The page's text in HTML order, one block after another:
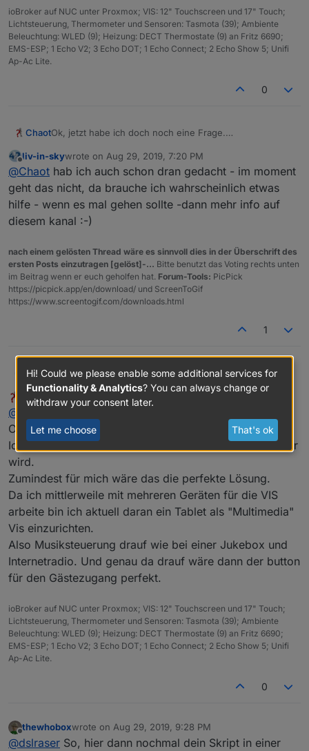
ioBroker auf NUC unter Proxmox; VIS: 12" Touchscreen und 17" Touch;
Lichtsteuerung, Thermometer und Sensoren: Tasmota (39); Ambiente
Beleuchtung: WLED (9); Heizung: DECT Thermostate (9) an Fritz 6690;
EMS-ESP; 1 Echo V2; 3 Echo DOT; 1 Echo Connect; 2 Echo Show 5; Unifi
Ap-Ac Lite.
0
ChaotOk, jetzt habe ich doch noch eine Frage.
Habe ich auch die Möglichkeit über einen Datenpunkte
einen Voucher zu erstellen oder werden da nur die
Voucher ausgelesen die ich über den Hotspot Manager
Mein Gedanke war das ich in der VIS einen Button für
einen Voucher einfüge (oder macht das keinen Sinn?)
Offline
liv-in-skywrote on Aug 29, 2019, 7:20 PM
last edited by
@Chaot hab ich auch schon dran gedacht - im moment
geht das nicht, da brauche ich wahrscheinlich etwas
hilfe - wenn es mal gehen sollte -dann mehr info auf
diesem kanal :-)
nach einem gelösten Thread wäre es sinnvoll dies in der Überschrift des
ersten Posts einzutragen [gelöst]-... Bitte benutzt das Voting rechts unten
im Beitrag wenn er euch geholfen hat. Forum-Tools: PicPick
https://picpick.app/en/download/ und ScreenToGif
https://www.screentogif.com/downloads.html
1
liv-in-sky@Chaothab ich auch schon dran gedacht - im
moment geht das nicht, da brauche ich
wahrscheinlich etwas hilfe - wenn es mal gehen
Offline
Chaot wrote on Aug 29, 2019, 7:47 PM
last edited by
@
Ok, danke für die Info.
Ich denke mal das das bestimmt irgendwann umsetzbar
wird.
Zumindest für mich wäre das die perfekte Lösung.
Da ich mittlerweile mit mehreren Geräten für die VIS
arbeite bin ich aktuell daran ein Tablet als "Multimedia"
Vis einzurichten.
Also Musiksteuerung drauf wie bei einer Jukebox und
Internetradio. Und genau da drauf wäre dann der button
für den Gästezugang perfekt.
ioBroker auf NUC unter Proxmox; VIS: 12" Touchscreen und 17" Touch;
Lichtsteuerung, Thermometer und Sensoren: Tasmota (39); Ambiente
Beleuchtung: WLED (9); Heizung: DECT Thermostate (9) an Fritz 6690;
EMS-ESP; 1 Echo V2; 3 Echo DOT; 1 Echo Connect; 2 Echo Show 5; Unifi
Ap-Ac Lite.
0
Offline
thewhoboxwrote on Aug 29, 2019, 9:28 PM
last edited by
@dslraser So, hier dann nochmal dein Skript in einer
Hi! Could we please enable some additional services for
Functionality & Analytics? You can always change or
withdraw your consent later.
Let me choose That's ok